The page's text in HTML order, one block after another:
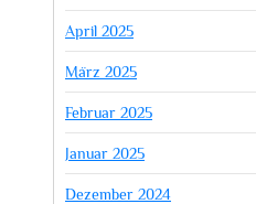
April 2025
März 2025
Februar 2025
Januar 2025
Dezember 2024